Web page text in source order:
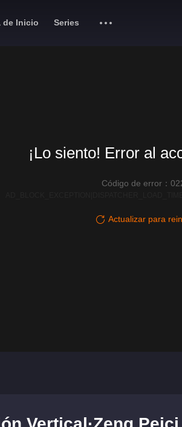
de Inicio Series
¡Lo siento! Error al
Código de error：
Actualizar para